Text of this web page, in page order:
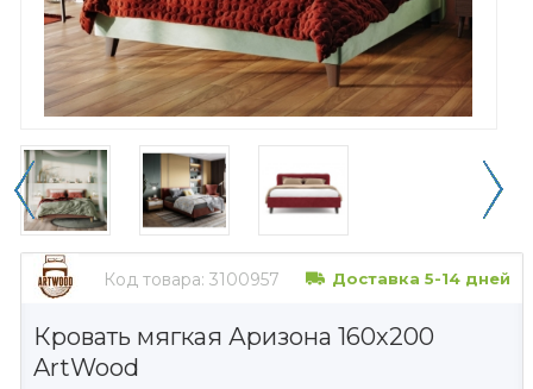
Код товара: 3100957 Доставка 5-14 дней
Кровать мягкая Аризона 160х200
ArtWood